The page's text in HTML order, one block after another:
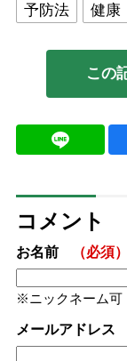
予防法
健康
この
コメント
お名前 （必須）
ニックネーム可
メールアドレス